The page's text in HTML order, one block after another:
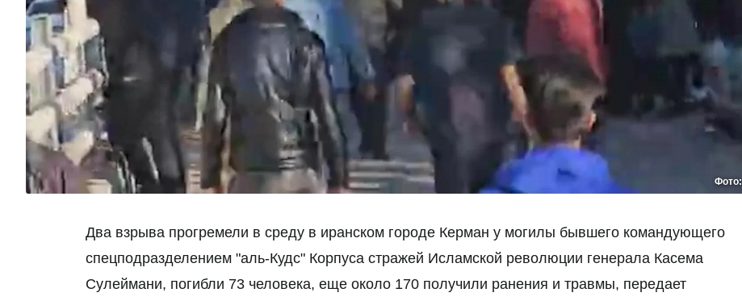
Фото:
Два взрыва прогремели в среду в иранском городе Керман у могилы бывшего командующего
спецподразделением "аль-Кудс" Корпуса стражей Исламской революции генерала Касема
Сулеймани, погибли 73 человека, еще около 170 получили ранения и травмы, передает